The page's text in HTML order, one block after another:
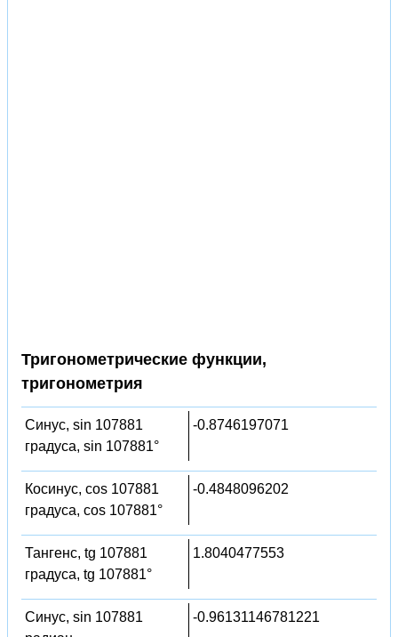
Тригонометрические функции,
тригонометрия
Синус, sin 107881
градуса, sin 107881°
-0.8746197071
Косинус, cos 107881
градуса, cos 107881°
-0.4848096202
Тангенс, tg 107881
градуса, tg 107881°
1.8040477553
Синус, sin 107881
-0.96131146781221